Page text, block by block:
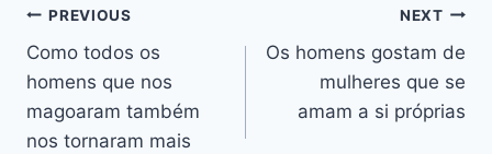
Navegação
de
artigos
PREVIOUS
Como todos os
homens que nos
magoaram também
nos tornaram mais
NEXT
Os homens gostam de
mulheres que se
amam a si próprias